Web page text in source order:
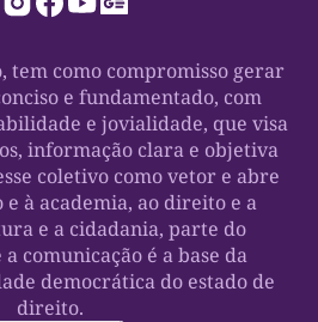
tem como compromisso gerar
e fundamentado, com
e jovialidade, que visa
informação clara e objetiva
coletivo como vetor e abre
e à academia, ao direito e a
e a cidadania, parte do
comunicação é a base da
democrática do estado de
direito.